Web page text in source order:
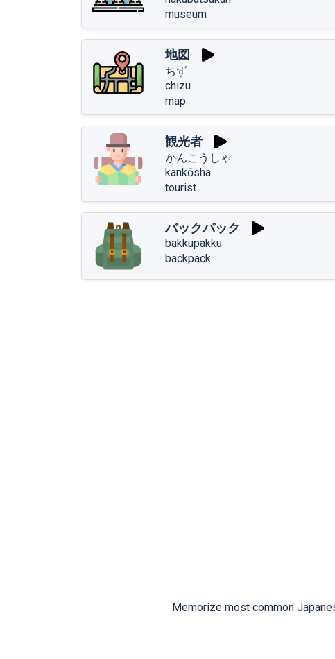
museum
地図
ちず
chizu
map
観光者
かんこうしゃ
kankōsha
tourist
バックパック
bakkupakku
backpack
Memorize most common